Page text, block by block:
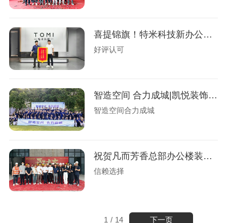
喜提锦旗！特米科技新办公楼装修圆满交付
好评认可
智造空间 合力成城|凯悦装饰2026拓展
智造空间合力成城
祝贺凡而芳香总部办公楼装修开工大吉
信赖选择
1 / 14 下一页